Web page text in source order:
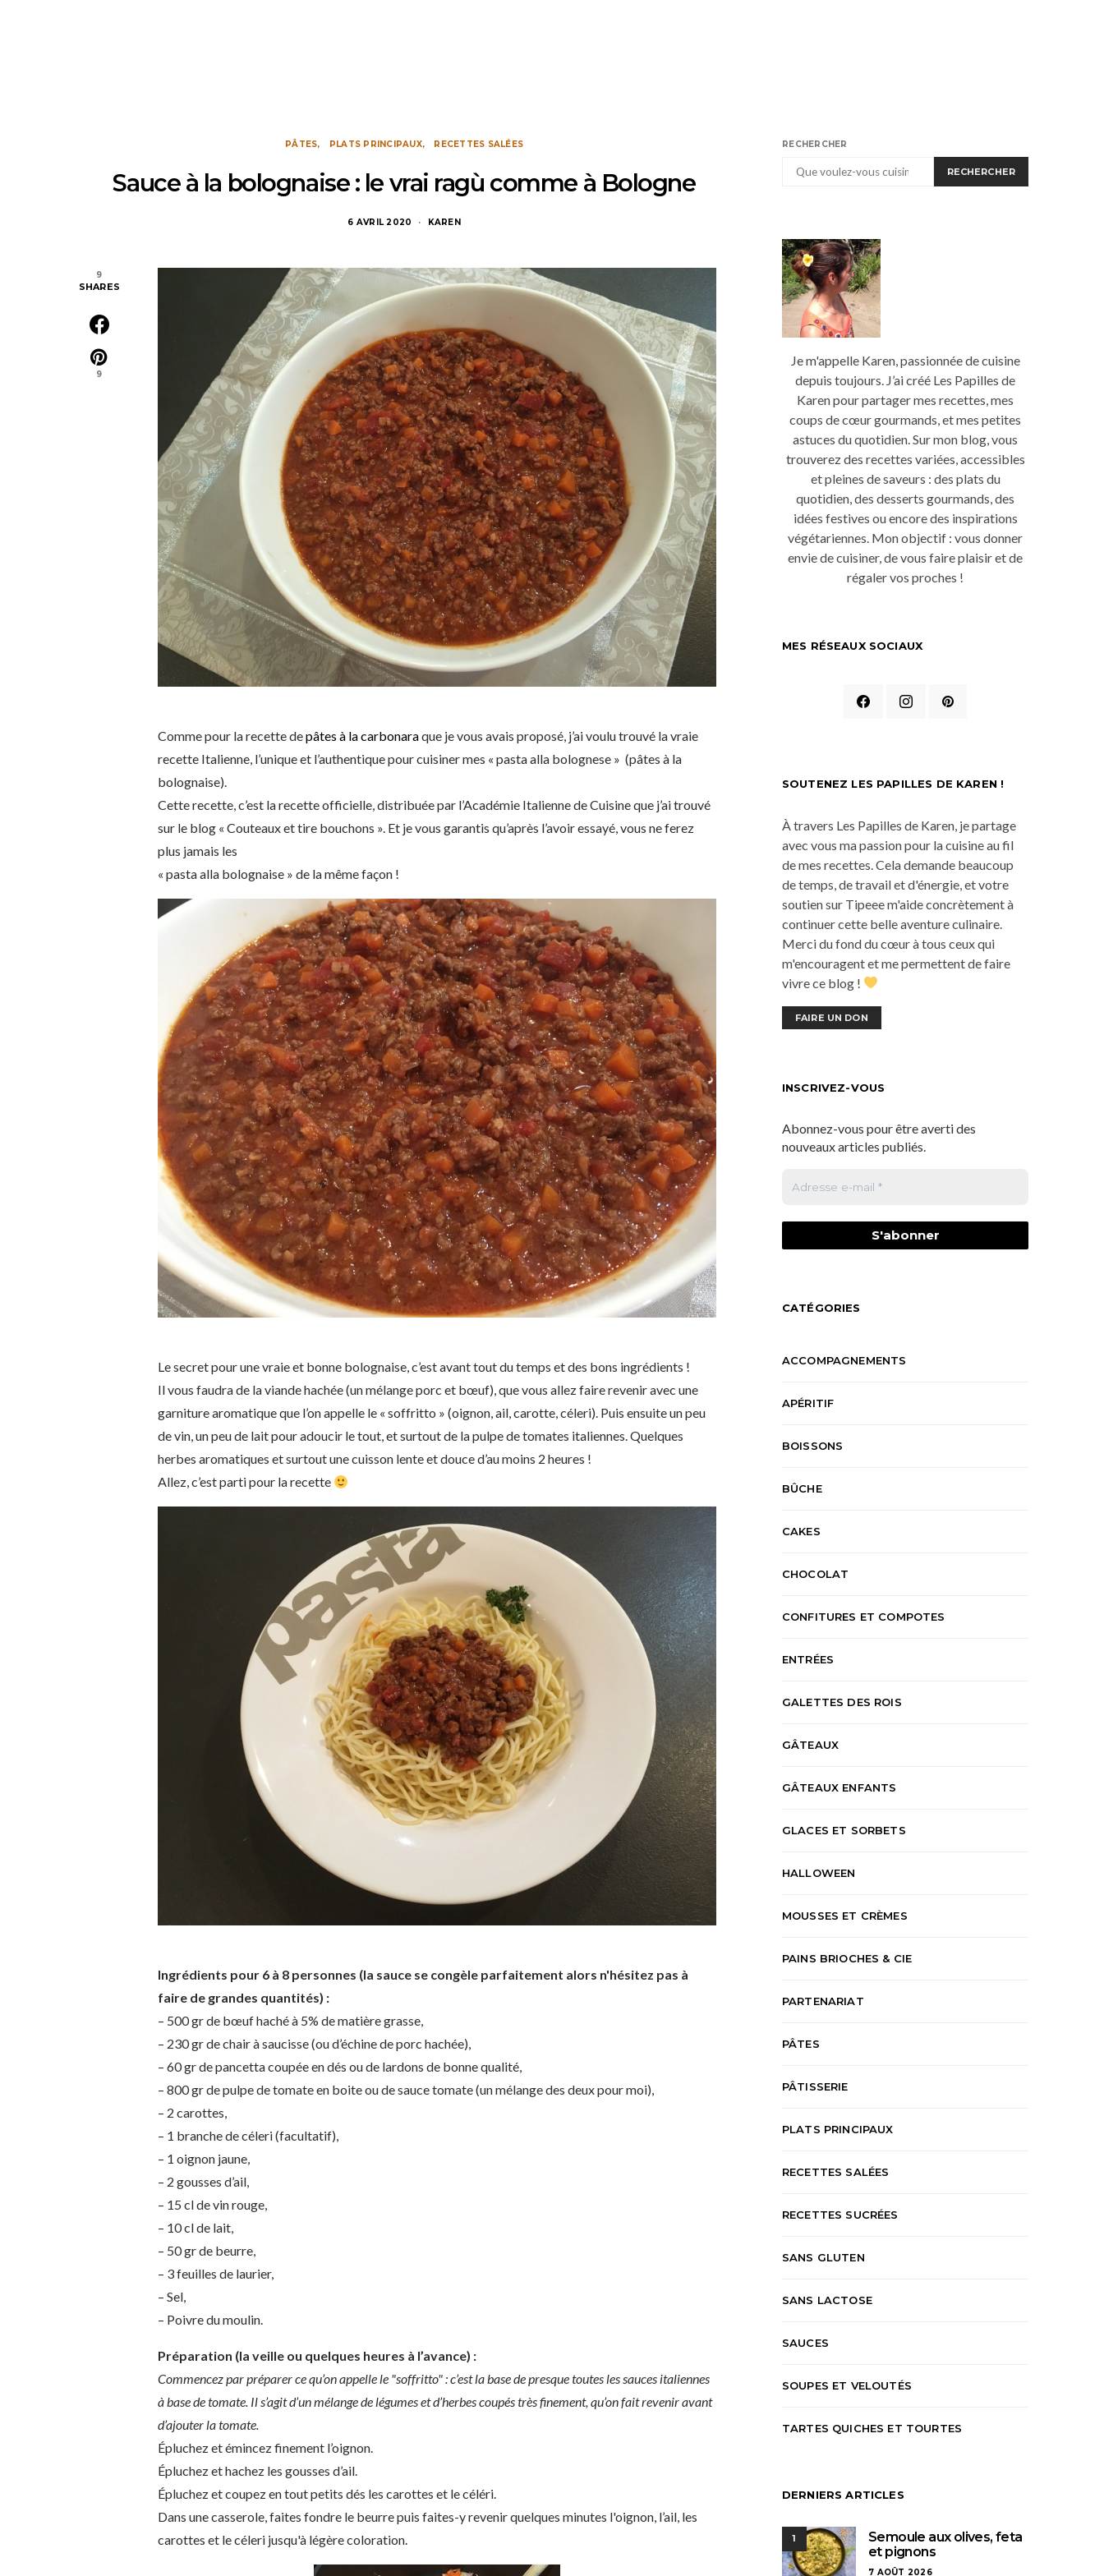
PÂTES PLATS PRINCIPAUX RECETTES SALÉES
Sauce à la bolognaise : le vrai ragù comme à Bologne
6 AVRIL 2020 KAREN
9
SHARES
9
Comme pour la recette depâtes à la carbonaraque je vous avais proposé, j’ai voulu trouvé la vraie
recette Italienne, l’unique et l’authentique pour cuisiner mes « pasta alla bolognese » (pâtes à la
bolognaise).
Cette recette, c’est la recette officielle, distribuée par l’Académie Italienne de Cuisine que j’ai trouvé
sur le blog « Couteaux et tire bouchons ». Et je vous garantis qu’après l’avoir essayé, vous ne ferez
plus jamais les
« pasta alla bolognaise » de la même façon !
Le secret pour une vraie et bonne bolognaise, c’est avant tout du temps et des bons ingrédients !
Il vous faudra de la viande hachée (un mélange porc et bœuf), que vous allez faire revenir avec une
garniture aromatique que l’on appelle le « soffritto » (oignon, ail, carotte, céleri). Puis ensuite un peu
de vin, un peu de lait pour adoucir le tout, et surtout de la pulpe de tomates italiennes. Quelques
herbes aromatiques et surtout une cuisson lente et douce d’au moins 2 heures !
Allez, c’est parti pour la recette
Ingrédients pour 6 à 8 personnes (la sauce se congèle parfaitement alors n'hésitez pas à
faire de grandes quantités) :
– 500 gr de bœuf haché à 5% de matière grasse,
– 230 gr de chair à saucisse (ou d’échine de porc hachée),
– 60 gr de pancetta coupée en dés ou de lardons de bonne qualité,
– 800 gr de pulpe de tomate en boite ou de sauce tomate (un mélange des deux pour moi),
– 2 carottes,
– 1 branche de céleri (facultatif),
– 1 oignon jaune,
– 2 gousses d’ail,
– 15 cl de vin rouge,
– 10 cl de lait,
– 50 gr de beurre,
– 3 feuilles de laurier,
– Sel,
– Poivre du moulin.
Préparation (la veille ou quelques heures à l’avance) :
Commencez par préparer ce qu’on appelle le "soffritto" : c’est la base de presque toutes les sauces italiennes
à base de tomate. Il s’agit d’un mélange de légumes et d’herbes coupés très finement, qu’on fait revenir avant
d’ajouter la tomate.
Épluchez et émincez finement l’oignon.
Épluchez et hachez les gousses d’ail.
Épluchez et coupez en tout petits dés les carottes et le céléri.
Dans une casserole, faites fondre le beurre puis faites-y revenir quelques minutes l'oignon, l’ail, les
carottes et le céleri jusqu'à légère coloration.
RECHERCHER
RECHERCHER
Je m'appelle Karen, passionnée de cuisine
depuis toujours. J’ai créé Les Papilles de
Karen pour partager mes recettes, mes
coups de cœur gourmands, et mes petites
astuces du quotidien. Sur mon blog, vous
trouverez des recettes variées, accessibles
et pleines de saveurs : des plats du
quotidien, des desserts gourmands, des
idées festives ou encore des inspirations
végétariennes. Mon objectif : vous donner
envie de cuisiner, de vous faire plaisir et de
régaler vos proches !
MES RÉSEAUX SOCIAUX
SOUTENEZ LES PAPILLES DE KAREN !
À travers Les Papilles de Karen, je partage
avec vous ma passion pour la cuisine au fil
de mes recettes. Cela demande beaucoup
de temps, de travail et d'énergie, et votre
soutien sur Tipeee m'aide concrètement à
continuer cette belle aventure culinaire.
Merci du fond du cœur à tous ceux qui
m'encouragent et me permettent de faire
vivre ce blog !
FAIRE UN DON
INSCRIVEZ-VOUS
Abonnez-vous pour être averti des
nouveaux articles publiés.
CATÉGORIES
ACCOMPAGNEMENTS
APÉRITIF
BOISSONS
BÛCHE
CAKES
CHOCOLAT
CONFITURES ET COMPOTES
ENTRÉES
GALETTES DES ROIS
GÂTEAUX
GÂTEAUX ENFANTS
GLACES ET SORBETS
HALLOWEEN
MOUSSES ET CRÈMES
PAINS BRIOCHES & CIE
PARTENARIAT
PÂTES
PÂTISSERIE
PLATS PRINCIPAUX
RECETTES SALÉES
RECETTES SUCRÉES
SANS GLUTEN
SANS LACTOSE
SAUCES
SOUPES ET VELOUTÉS
TARTES QUICHES ET TOURTES
DERNIERS ARTICLES
1
Semoule aux olives, feta
et pignons
7 AOÛT 2026